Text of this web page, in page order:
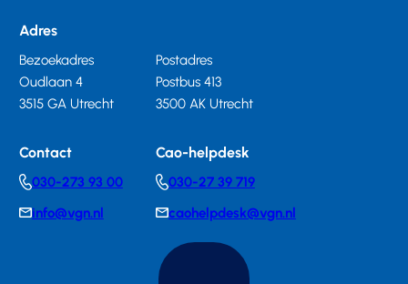
Adres
Bezoekadres
Oudlaan 4
3515 GA Utrecht
Postadres
Postbus 413
3500 AK Utrecht
Contact
Telephonenumber
030-273 93 00
E-info@vgn.nl
Cao-helpdesk
Telephonenumber
030-27 39 719
E-
mail
caohelpdesk@vgn.nl